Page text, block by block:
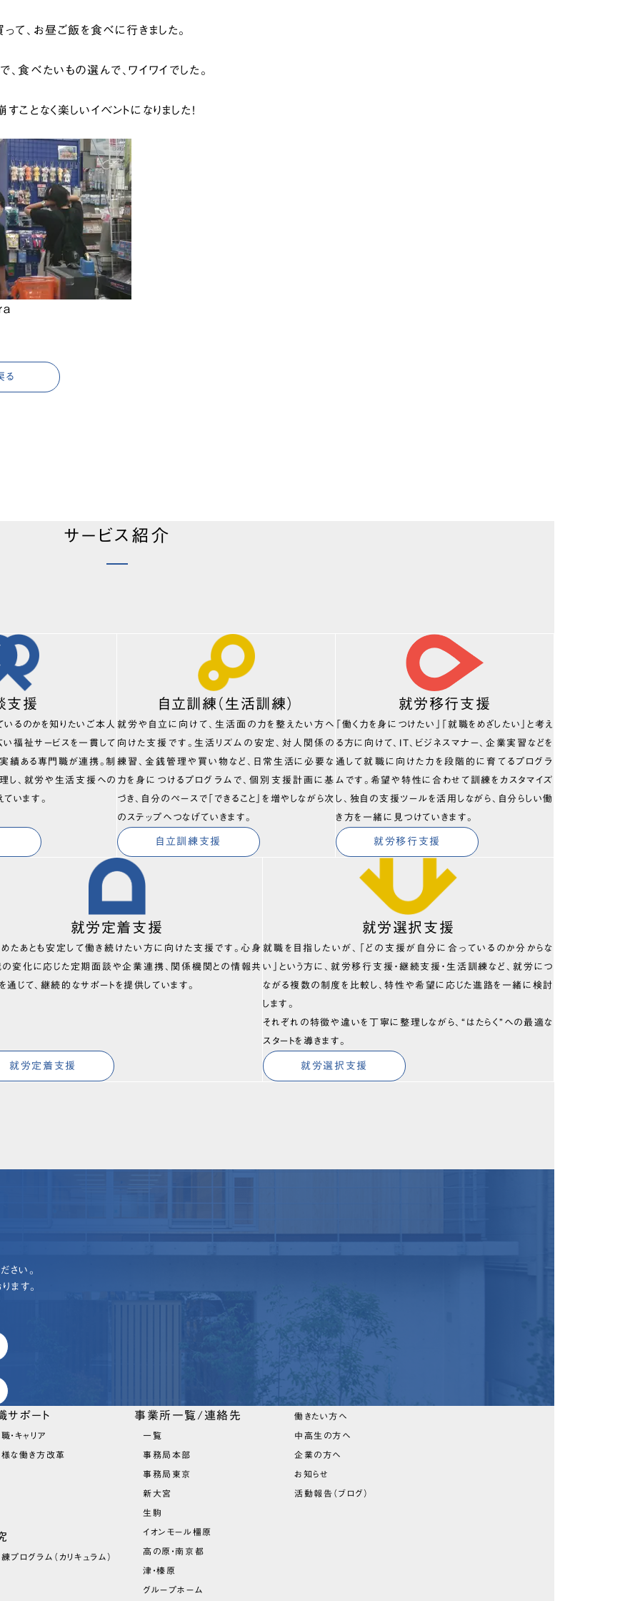
て、お昼ご飯を食べに行きました。
食べたいもの選んで、ワイワイでした。
ことなく楽しいイベントになりました！
る
サービス紹介
支援
るのかを知りたいご本人
福祉サービスを一貫して
績ある専門職が連携。制
し、就労や生活支援への
います。
自立訓練（生活訓練）
就労や自立に向けて、生活面の力を整えたい方へ
向けた支援です。生活リズムの安定、対人関係の
練習、金銭管理や買い物など、日常生活に必要な
力を身につけるプログラムで、個別支援計画に基
づき、自分のペースで「できること」を増やしながら次
のステップへつなげていきます。
自立訓練支援
就労移行支援
「働く力を身につけたい」「就職をめざしたい」と考え
る方に向けて、IT、ビジネスマナー、企業実習などを
通して就職に向けた力を段階的に育てるプログラ
ムです。希望や特性に合わせて訓練をカスタマイズ
し、独自の支援ツールを活用しながら、自分らしい働
き方を一緒に見つけていきます。
就労移行支援
就労定着支援
たあとも安定して働き続けたい方に向けた支援です。心身
変化に応じた定期面談や企業連携、関係機関との情報共
通じて、継続的なサポートを提供しています。
就労定着支援
就労選択支援
就職を目指したいが、「どの支援が自分に合っているのか分からな
い」という方に、就労移行支援・継続支援・生活訓練など、就労につ
ながる複数の制度を比較し、特性や希望に応じた進路を一緒に検討
します。
それぞれの特徴や違いを丁寧に整理しながら、“はたらく”への最適な
スタートを導きます。
就労選択支援
さい。
ます。
サポート
・キャリア
な働き方改革
プログラム （カリキュラム）
事業所一覧/連絡先
一覧
事務局本部
事務局東京
新大宮
生駒
イオンモール橿原
高の原・南京都
津・榛原
グループホーム
働きたい方へ
中高生の方へ
企業の方へ
お知らせ
活動報告（ブログ）